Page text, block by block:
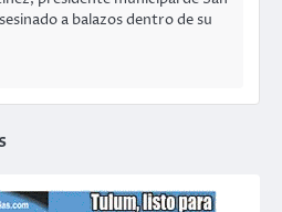
a balazos dentro de su